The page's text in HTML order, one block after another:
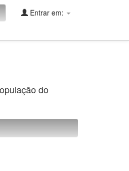
Entrar em:
do